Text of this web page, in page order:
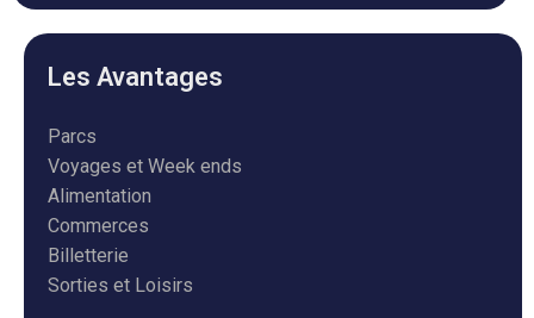
Les Avantages
Parcs
Voyages et Week ends
Alimentation
Commerces
Billetterie
Sorties et Loisirs